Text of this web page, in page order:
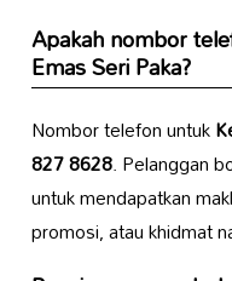
Apakah nombor
Emas Seri Paka?
Nombor telefon untuk
827 8628. Pelanggan
untuk mendapatkan
promosi, atau khidmat